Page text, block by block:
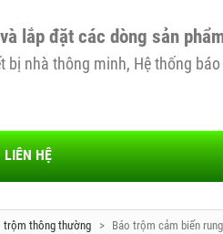
lắp đặt các dòng sản
bị nhà thông minh, Hệ thống
LIÊN HỆ
trộm thông thường > Báo trộm cảm biến